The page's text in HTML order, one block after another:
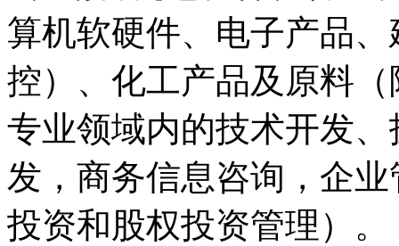
算机软硬件、电子产品
控）、化工产品及原料
专业领域内的技术开发
发，商务信息咨询，企
投资和股权投资管理）。